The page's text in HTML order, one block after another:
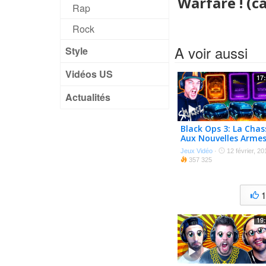
Rap
Rock
Style
Vidéos US
Actualités
A voir aussi
Black Ops 3: La
Aux Nouvelles Armes
!!!
Jeux Vidéo ·
12 février,
357 325